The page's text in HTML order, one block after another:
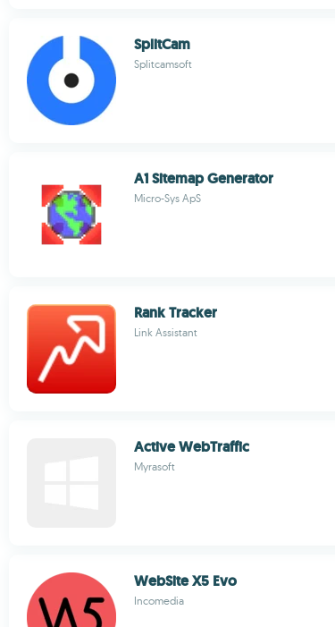
SplitCam
Splitcamsoft
A1 Sitemap Generator
Micro-Sys ApS
Rank Tracker
Link Assistant
Active WebTraffic
Myrasoft
WebSite X5 Evo
Incomedia